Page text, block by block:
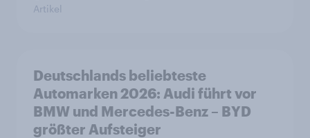
Artikel
Deutschlands beliebteste
Automarken 2026: Audi führt vor
BMW und Mercedes-Benz – BYD
größter Aufsteiger